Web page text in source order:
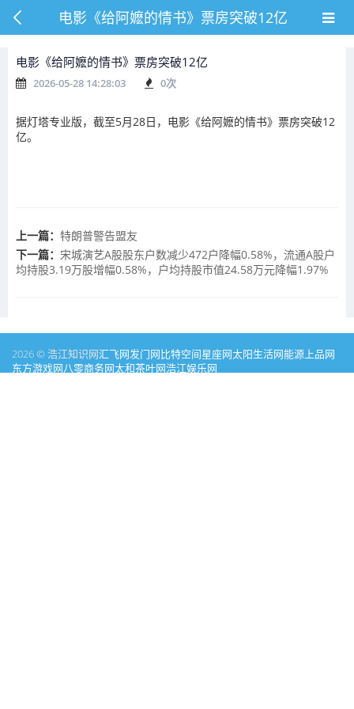
电影《给阿嬷的情书》票房突破12亿
电影《给阿嬷的情书》票房突破12亿
2026-05-28 14:28:03 0次
据灯塔专业版，截至5月28日，电影《给阿嬷的情书》票房突破12
亿。
上一篇： 特朗普警告盟友
下一篇： 宋城演艺A股股东户数减少472户降幅0.58%，流通A股户
均持股3.19万股增幅0.58%，户均持股市值24.58万元降幅1.97%
2026 © 浩江知识网汇飞网发门网比特空间星座网太阳生活网能源 上品网
东方游戏网八零商务网太和茶叶网浩江娱乐网